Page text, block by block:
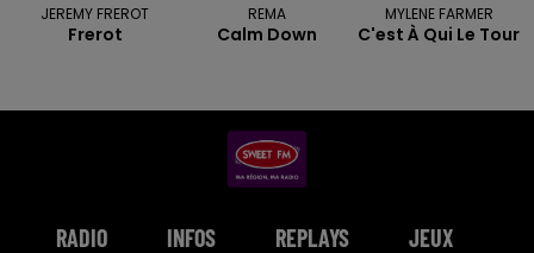
JEREMY FREROT
Frerot
REMA
Calm Down
MYLENE FARMER
C'est À Qui Le Tour
RADIO INFOS REPLAYS JEUX